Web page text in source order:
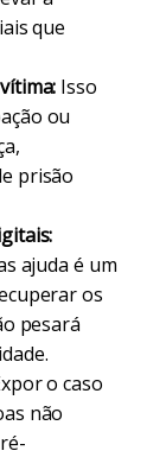
que
Isso
ou
prisão
ajuda é um
os
pesará
o caso
não